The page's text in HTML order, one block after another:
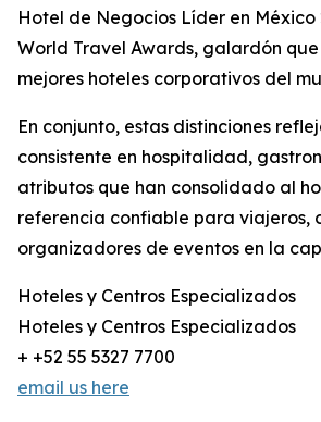
Hotel de Negocios Líder en México
World Travel Awards, galardón
mejores hoteles corporativos del
En conjunto, estas distinciones
consistente en hospitalidad,
atributos que han consolidado al
referencia confiable para viajeros,
organizadores de eventos en la
Hoteles y Centros Especializados
Hoteles y Centros Especializados
+ +52 55 5327 7700
email us here